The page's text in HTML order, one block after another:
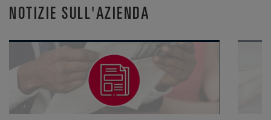
NOTIZIE SULL'AZIENDA